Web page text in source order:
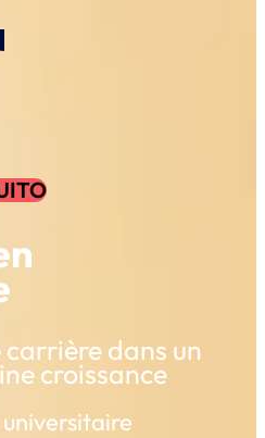
dans un
croissance